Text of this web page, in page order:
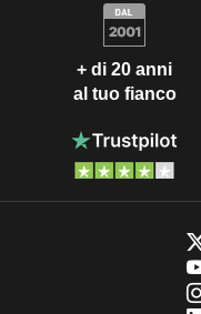
+ di 20 anni
al tuo fianco